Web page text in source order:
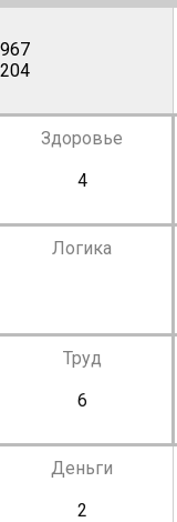
Здоровье
4
Логика
Труд
6
Деньги
2